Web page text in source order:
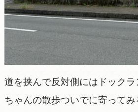
道を挟んで反対側にはドック
ちゃんの散歩ついでに寄って